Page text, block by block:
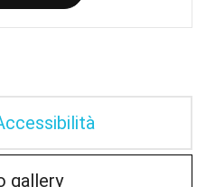
gallery